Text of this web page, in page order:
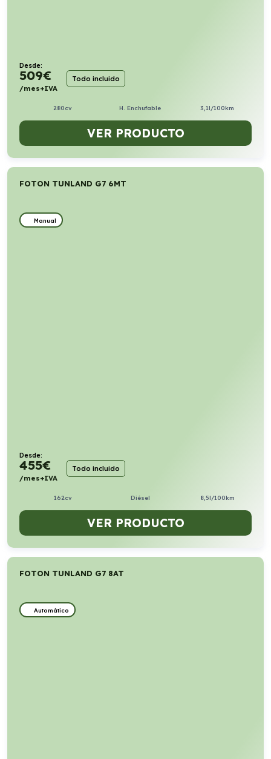
Desde:
509€
/mes+IVA
Todo incluido
280cv H. Enchufable 3,1l/100km
VER PRODUCTO
FOTON TUNLAND G7 6MT
Manual
Desde:
455€
/mes+IVA
Todo incluido
162cv Diésel 8,5l/100km
VER PRODUCTO
FOTON TUNLAND G7 8AT
Automático